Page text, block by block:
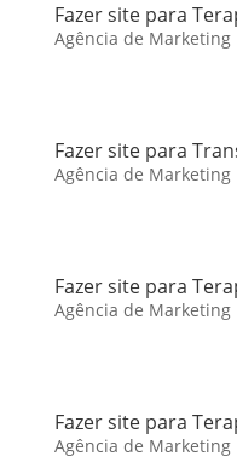
Fazer site para
Agência de
Fazer site para
Agência de
Fazer site para
Agência de
Fazer site para
Agência de